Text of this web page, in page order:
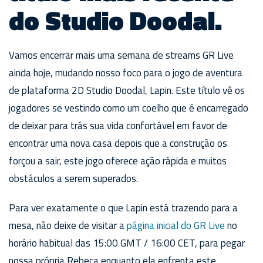
do Studio Doodal.
Vamos encerrar mais uma semana de streams GR Live
ainda hoje, mudando nosso foco para o jogo de aventura
de plataforma 2D Studio Doodal, Lapin. Este título vê os
jogadores se vestindo como um coelho que é encarregado
de deixar para trás sua vida confortável em favor de
encontrar uma nova casa depois que a construção os
forçou a sair, este jogo oferece ação rápida e muitos
obstáculos a serem superados.
Para ver exatamente o que Lapin está trazendo para a
mesa, não deixe de visitar apágina inicial do GR Liveno
horário habitual das 15:00 GMT / 16:00 CET, para pegar